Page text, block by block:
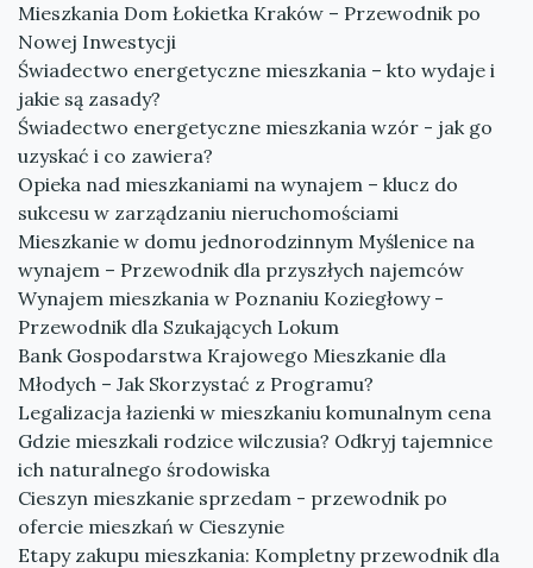
Mieszkania Dom Łokietka Kraków – Przewodnik po
Nowej Inwestycji
Świadectwo energetyczne mieszkania – kto wydaje i
jakie są zasady?
Świadectwo energetyczne mieszkania wzór - jak go
uzyskać i co zawiera?
Opieka nad mieszkaniami na wynajem – klucz do
sukcesu w zarządzaniu nieruchomościami
Mieszkanie w domu jednorodzinnym Myślenice na
wynajem – Przewodnik dla przyszłych najemców
Wynajem mieszkania w Poznaniu Koziegłowy -
Przewodnik dla Szukających Lokum
Bank Gospodarstwa Krajowego Mieszkanie dla
Młodych – Jak Skorzystać z Programu?
Legalizacja łazienki w mieszkaniu komunalnym cena
Gdzie mieszkali rodzice wilczusia? Odkryj tajemnice
ich naturalnego środowiska
Cieszyn mieszkanie sprzedam - przewodnik po
ofercie mieszkań w Cieszynie
Etapy zakupu mieszkania: Kompletny przewodnik dla